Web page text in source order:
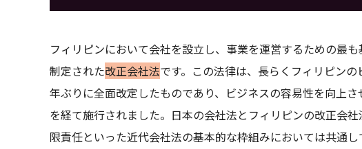
フィリピンにおいて会社を設立し、事業を運営するための最
制定された改正会社法です。この法律は、長らくフィリピン
年ぶりに全面改定したものであり、ビジネスの容易性を向上
を経て施行されました。日本の会社法とフィリピンの改正会
限責任といった近代会社法の基本的な枠組みにおいては共通